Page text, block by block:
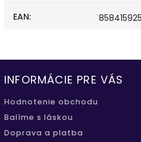
EAN:
INFORMÁCIE PRE VÁS
Hodnotenie obchodu
Balíme s láskou
Doprava a platba